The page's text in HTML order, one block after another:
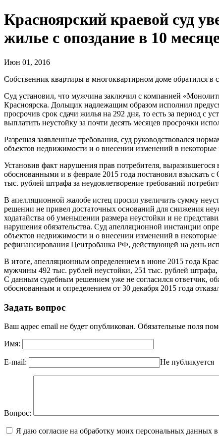
Красноярский краевой суд
жилье с опоздание в 10
Июн 01, 2016
Собственник квартиры в многоквартирном доме обратился в
Суд установил, что мужчина заключил с компанией
Красноярска. Дольщик надлежащим образом исполнил
просрочив срок сдачи жилья на 292 дня, то есть за период с
выплатить неустойку за почти десять месяцев просрочки
Разрешая заявленные требования, суд руководствовался
объектов недвижимости и о внесении изменений в
Установив факт нарушения прав потребителя,
обоснованными и в феврале 2015 года постановил
тыс. рублей штрафа за неудовлетворение требований
В апелляционной жалобе истец просил увеличить сумму
решении не привел достаточных оснований для снижения
ходатайства об уменьшении размера неустойки и не
нарушения обязательства. Суд апелляционной инстанции
объектов недвижимости и о внесении изменений в
рефинансирования Центробанка РФ, действующей на день
В итоге, апелляционным определением в июне 2015 года
мужчины 492 тыс. рублей неустойки, 251 тыс. рублей штрафа,
С данным судебным решением уже не согласился ответчик,
обоснованным и определением от 30 декабря 2015 года
Задать вопрос
Ваш адрес email не будет опубликован. Обязательные поля
Имя:
E-mail: Не публикуется
Вопрос:
Я даю согласие на обработку моих персональных данных в